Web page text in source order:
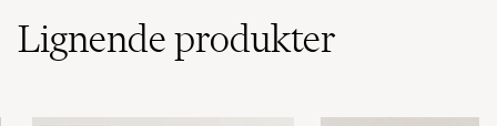
Lignendeprodukter